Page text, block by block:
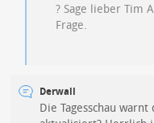
? Sage lieber Tim
Frage.
Derwall
Die Tagesschau